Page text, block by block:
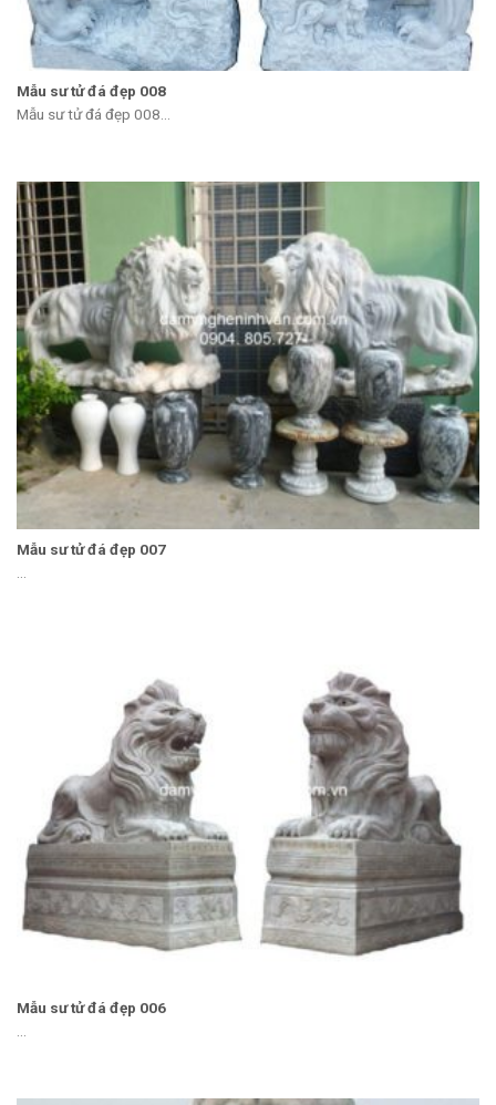
Mẫu sư tử đá đẹp 008
Mẫu sư tử đá đẹp 008...
Mẫu sư tử đá đẹp 007
Mẫu sư tử đá đẹp 006